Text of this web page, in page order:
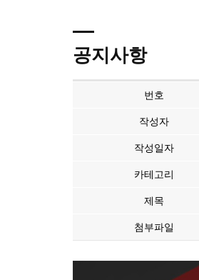
공지사항
번호
작성자
작성일자
카테고리
제목
첨부파일